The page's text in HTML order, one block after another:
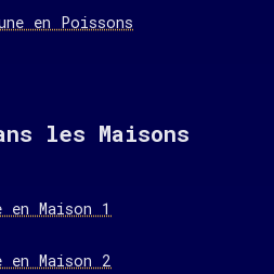
en Poissons
les Maisons
en Maison 1
en Maison 2